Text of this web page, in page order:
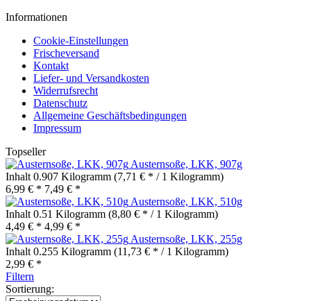
Informationen
Cookie-Einstellungen
Frischeversand
Kontakt
Liefer- und Versandkosten
Widerrufsrecht
Datenschutz
Allgemeine Geschäftsbedingungen
Impressum
Topseller
Austernsoße, LKK, 907g
Inhalt 0.907 Kilogramm (7,71 € * / 1 Kilogramm)
6,99 € * 7,49 € *
Austernsoße, LKK, 510g
Inhalt 0.51 Kilogramm (8,80 € * / 1 Kilogramm)
4,49 € * 4,99 € *
Austernsoße, LKK, 255g
Inhalt 0.255 Kilogramm (11,73 € * / 1 Kilogramm)
2,99 € *
Filtern
Sortierung: